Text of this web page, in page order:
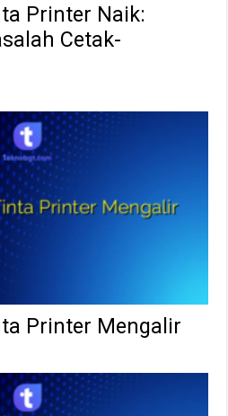
Printer Naik:
Cetak-
Printer Mengalir